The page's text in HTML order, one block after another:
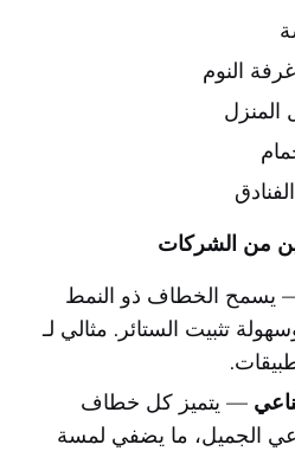
النوم
المنزل
من الشركات
يسمح الخطاف ذو النمط
تثبيت الستائر. مثالي لـ
— يتميز كل خطاف
الجميل، ما يضفي لمسة